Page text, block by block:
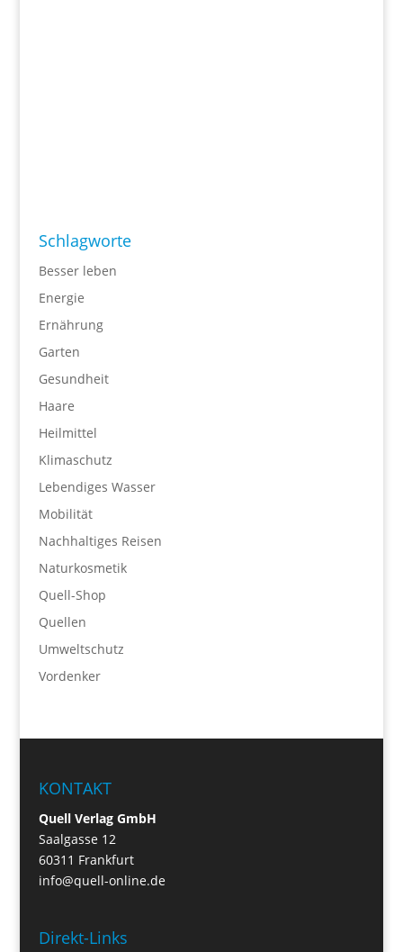
Schlagworte
Besser leben
Energie
Ernährung
Garten
Gesundheit
Haare
Heilmittel
Klimaschutz
Lebendiges Wasser
Mobilität
Nachhaltiges Reisen
Naturkosmetik
Quell-Shop
Quellen
Umweltschutz
Vordenker
KONTAKT
Quell Verlag GmbH
Saalgasse 12
60311 Frankfurt
info@quell-online.de
Direkt-Links